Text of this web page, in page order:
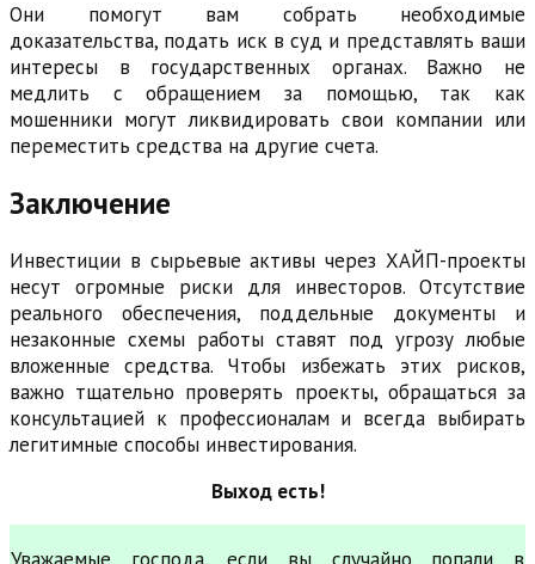
Они помогут вам собрать необходимые
доказательства, подать иск в суд и представлять ваши
интересы в государственных органах. Важно не
медлить с обращением за помощью, так как
мошенники могут ликвидировать свои компании или
переместить средства на другие счета.
Заключение
Инвестиции в сырьевые активы через ХАЙП-проекты
несут огромные риски для инвесторов. Отсутствие
реального обеспечения, поддельные документы и
незаконные схемы работы ставят под угрозу любые
вложенные средства. Чтобы избежать этих рисков,
важно тщательно проверять проекты, обращаться за
консультацией к профессионалам и всегда выбирать
легитимные способы инвестирования.
Выход есть!